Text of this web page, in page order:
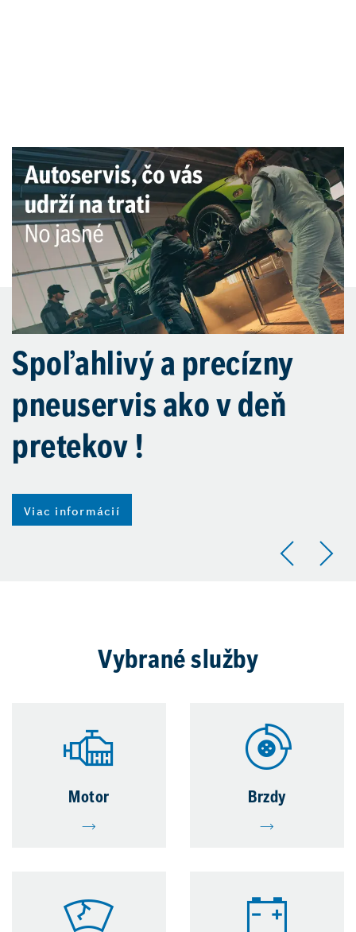
Spoľahlivý a precízny
pneuservis ako v deň
pretekov !
Viac informácií
Vybrané služby
Motor Brzdy